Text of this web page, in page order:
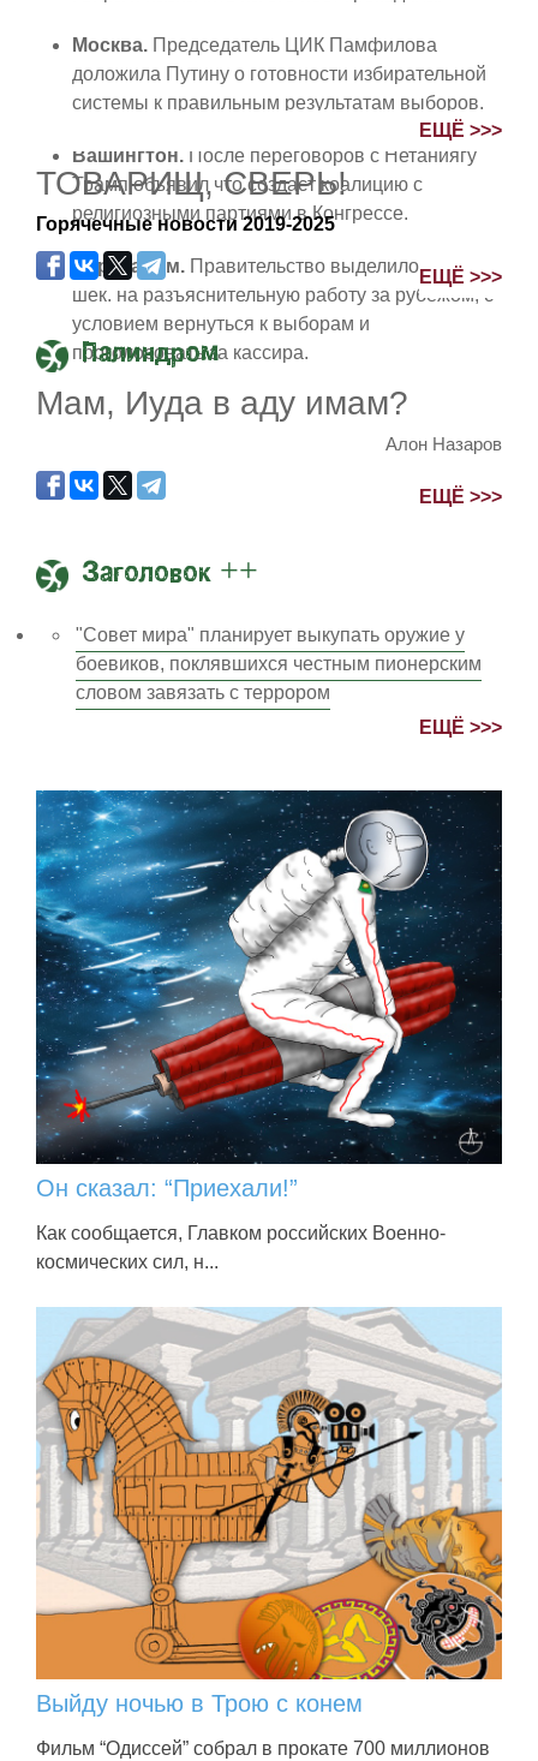
Москва. Председатель ЦИК Памфилова
доложила Путину о готовности избирательной
системы к правильным результатам выборов.
Вашингтон. После переговоров с Нетаниягу
Трамп объявил что создаст коалицию с
религиозными партиями в Конгрессе.
Иерусалим. Правительство выделило 2,5 млрд
шек. на разъяснительную работу за рубежом, с
условием вернуться к выборам и
проголосовать за кассира.
ЕЩЁ >>>
ТОВАРИЩ, СВЕРЬ!
Горячечные новости 2019-2025
ЕЩЁ >>>
Палиндром
Мам, Иуда в аду имам?
Алон Назаров
ЕЩЁ >>>
Заголовок ++
"Совет мира" планирует выкупать оружие у
боевиков, поклявшихся честным пионерским
словом завязать с террором
ЕЩЁ >>>
Он сказал: “Приехали!”
Как сообщается, Главком российских Военно-
космических сил, н...
Выйду ночью в Трою с конем
Фильм “Одиссей” собрал в прокате 700 миллионов